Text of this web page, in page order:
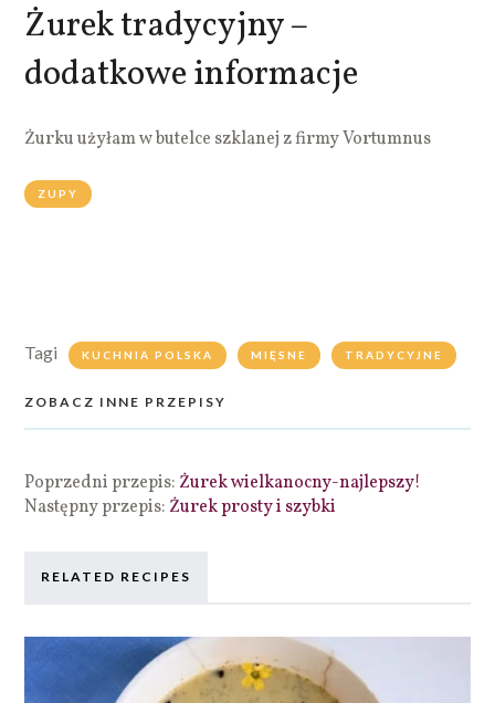
Żurek tradycyjny –
dodatkowe informacje
Żurku użyłam w butelce szklanej z firmy Vortumnus
ZUPY
Tagi KUCHNIA POLSKA MIĘSNE TRADYCYJNE
ZOBACZ INNE PRZEPISY
Poprzedni przepis: Żurek wielkanocny-najlepszy!
Następny przepis: Żurek prosty i szybki
RELATED RECIPES